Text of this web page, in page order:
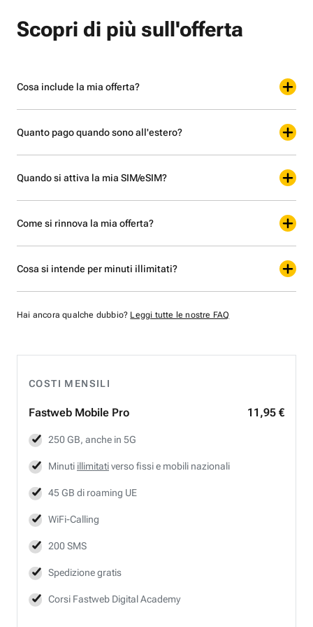
COSTI MENSILI
Fastweb Mobile Pro 11,95 €
250 GB, anche in 5G
Minuti illimitativerso fissi e mobili nazionali
45 GB di roaming UE
WiFi-Calling
200 SMS
Spedizione gratis
Corsi Fastweb Digital Academy
Scopri di più sull'offerta
Cosa include la mia offerta?
Quanto pago quando sono all'estero?
Quando si attiva la mia SIM/eSIM?
Come si rinnova la mia offerta?
Cosa si intende per minuti illimitati?
Hai ancora qualche dubbio? Leggi tutte le nostre FAQ